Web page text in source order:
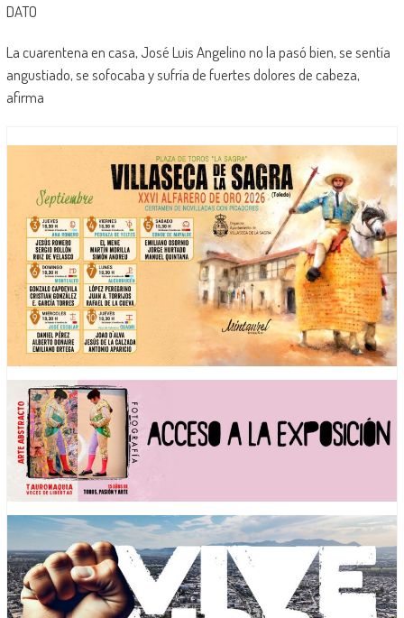
DATO
La cuarentena en casa, José Luis Angelino no la pasó bien, se sentía
angustiado, se sofocaba y sufría de fuertes dolores de cabeza,
afirma